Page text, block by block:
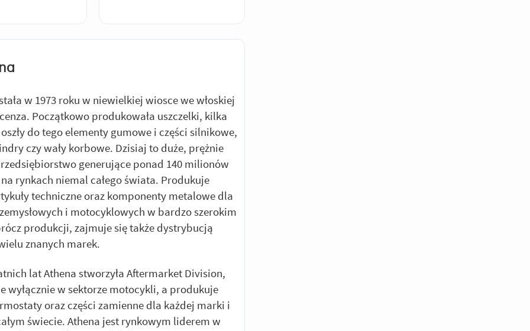
w 1973 roku w niewielkiej wiosce we włoskiej
Początkowo produkowała uszczelki, kilka
do tego elementy gumowe i części silnikowe,
czy wały korbowe. Dzisiaj to duże, prężnie
generujące ponad 140 milionów
rynkach niemal całego świata. Produkuje
techniczne oraz komponenty metalowe dla
i motocyklowych w bardzo szerokim
produkcji, zajmuje się także dystrybucją
znanych marek.
lat Athena stworzyła Aftermarket Division,
wyłącznie w sektorze motocykli, a produkuje
oraz części zamienne dla każdej marki i
świecie. Athena jest rynkowym liderem w